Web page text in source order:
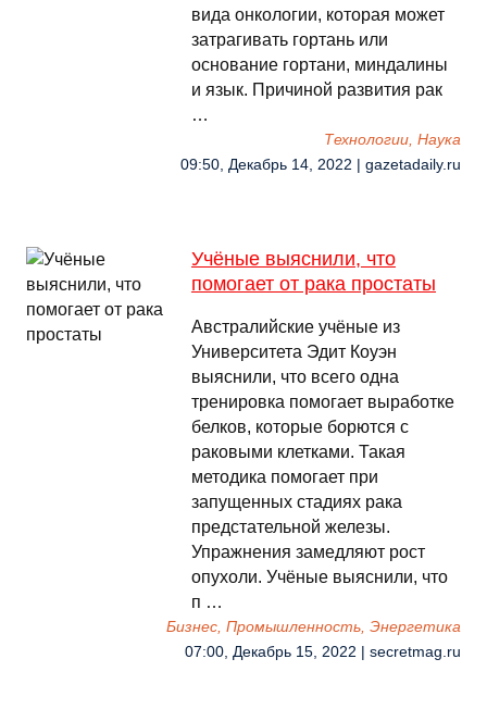
вида онкологии, которая может
затрагивать гортань или
основание гортани, миндалины
и язык. Причиной развития рак
…
Технологии, Наука
09:50, Декабрь 14, 2022 | gazetadaily.ru
Учёные выяснили, что
помогает от рака простаты
Австралийские учёные из
Университета Эдит Коуэн
выяснили, что всего одна
тренировка помогает выработке
белков, которые борются с
раковыми клетками. Такая
методика помогает при
запущенных стадиях рака
предстательной железы.
Упражнения замедляют рост
опухоли. Учёные выяснили, что
п …
Бизнес, Промышленность, Энергетика
07:00, Декабрь 15, 2022 | secretmag.ru